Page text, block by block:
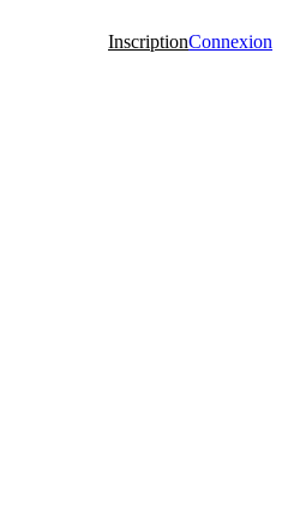
InscriptionConnexion